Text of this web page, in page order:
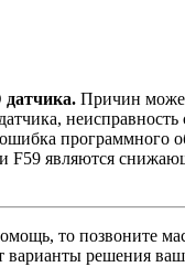
датчика. Причин
неисправность
программного
F59 являются
то позвоните
варианты решения